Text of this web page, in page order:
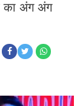
का अंग अंग